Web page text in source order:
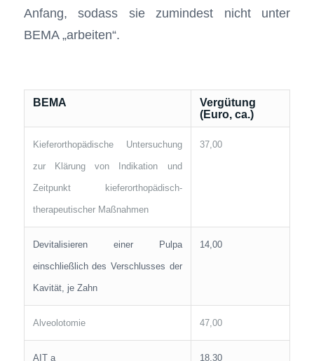
Anfang, sodass sie zumindest nicht unter
BEMA „arbeiten“.
BEMA
Vergütung
(Euro, ca.)
Kieferorthopädische Untersuchung
zur Klärung von Indikation und
Zeitpunkt kieferorthopädisch-
therapeutischer Maßnahmen
37,00
Devitalisieren einer Pulpa
einschließlich des Verschlusses der
Kavität, je Zahn
14,00
Alveolotomie 47,00
AIT a 18,30